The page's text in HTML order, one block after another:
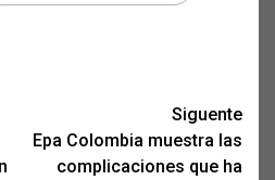
Siguente
Epa Colombia muestra las
complicaciones que ha